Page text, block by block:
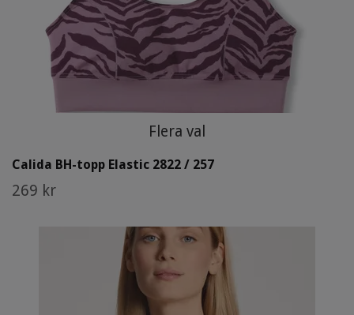
Flera val
Calida BH-topp Elastic 2822 / 257
269 kr